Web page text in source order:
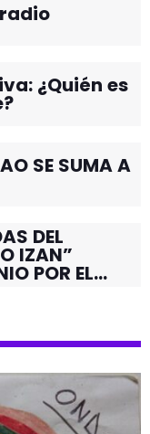
¿Quién es
SE SUMA A
DEL
IZAN”
POR EL